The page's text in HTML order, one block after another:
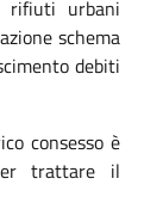
rifiuti urbani
schema
debiti
consesso è
trattare il